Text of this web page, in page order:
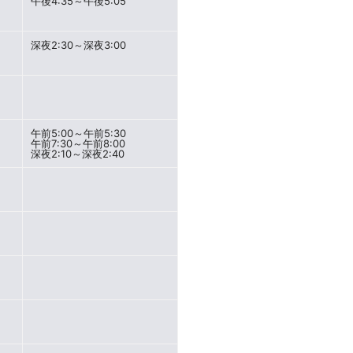
深夜2:30～深夜3:00
午前5:00～午前5:30
午前7:30～午前8:00
深夜2:10～深夜2:40